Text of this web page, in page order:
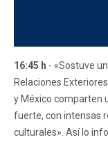
16:45 h - «Sostuve
Relaciones
y México comparten
fuerte, con intensas
culturales». Así lo